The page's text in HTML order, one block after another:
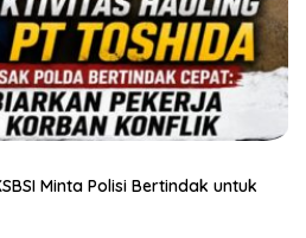
Minta Polisi Bertindak untuk